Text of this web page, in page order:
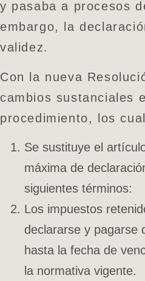
y pasaba a procesos
embargo, la
validez.
Con la nueva
cambios sustanciales
procedimiento, los
Se sustituye el
máxima de
siguientes términos:
Los impuestos
declararse y pagarse
hasta la fecha de
la normativa vigente.